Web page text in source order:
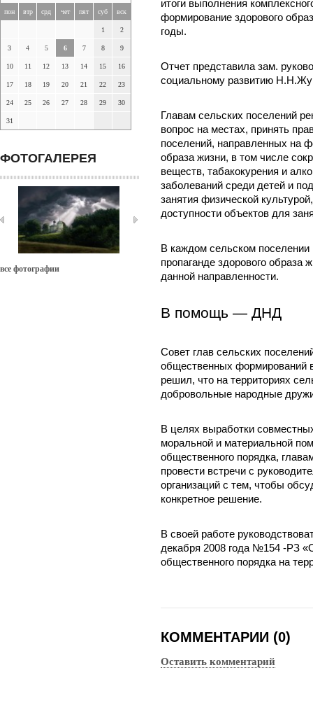
пон втр срд чет пят суб вск
1 2
3 4 5 6 7 8 9
10 11 12 13 14 15 16
17 18 19 20 21 22 23
24 25 26 27 28 29 30
31
ФОТОГАЛЕРЕЯ
все фотографии
итоги выполнения
формирование здорового
годы.
Отчет представила зам.
социальному развитию
Главам сельских поселений
вопрос на местах, принять
поселений, направленных на
образа жизни, в том числе
веществ, табакокурения и
заболеваний среди детей и
занятия физической
доступности объектов для
В каждом сельском
пропаганде здорового образа
данной направленности.
В помощь — ДНД
Совет глав сельских
общественных формирований
решил, что на территориях
добровольные народные
В целях выработки
моральной и материальной
общественного порядка,
провести встречи с
организаций с тем, чтобы
конкретное решение.
В своей работе
декабря 2008 года №154 -РЗ
общественного порядка на
КОММЕНТАРИИ (0)
Оставить комментарий